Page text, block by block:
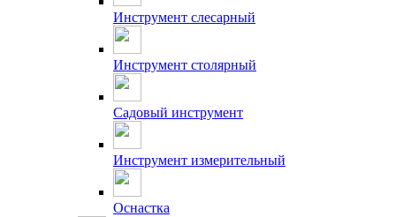
Инструмент слесарный
Инструмент столярный
Садовый инструмент
Инструмент измерительный
Оснастка